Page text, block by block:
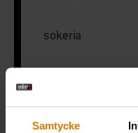
Samtycke
sokeria